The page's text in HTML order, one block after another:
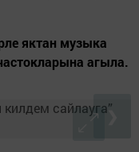
яктан музыка
агыла.
❯